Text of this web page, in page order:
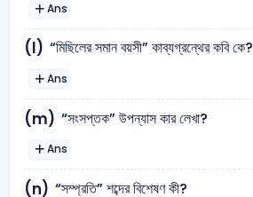
Ans
(l) “মিছিলের সমান বয়সী” কাব্যগ্রন্থের কবি কে?
Ans
(m) “সংসপ্তক” উপন্যাস কার লেখা?
Ans
(n) “সম্প্রতি” শব্দের বিশেষণ কী?